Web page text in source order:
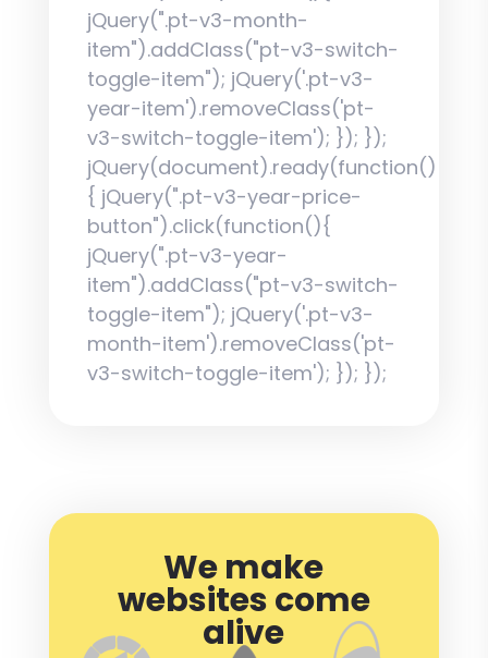
jQuery(".pt-v3-month-
item").addClass("pt-v3-switch-
toggle-item"); jQuery('.pt-v3-
year-item').removeClass('pt-
v3-switch-toggle-item'); }); });
jQuery(document).ready(function()
{ jQuery(".pt-v3-year-price-
button").click(function(){
jQuery(".pt-v3-year-
item").addClass("pt-v3-switch-
toggle-item"); jQuery('.pt-v3-
month-item').removeClass('pt-
v3-switch-toggle-item'); }); });
We make
websites come
alive